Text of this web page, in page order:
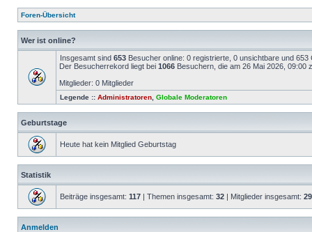
Foren-Übersicht
Wer ist online?
Insgesamt sind 653 Besucher online: 0 registrierte, 0 unsichtbare und
Der Besucherrekord liegt bei 1066 Besuchern, die am 26 Mai 2026, 09:00
Mitglieder: 0 Mitglieder
Legende :: Administratoren Globale Moderatoren
Geburtstage
Heute hat kein Mitglied Geburtstag
Statistik
Beiträge insgesamt: 117 | Themen insgesamt: 32 | Mitglieder insgesamt: 29
Anmelden